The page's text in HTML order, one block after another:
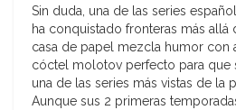
Sin duda, una de las series
ha conquistado fronteras más allá
casa de papel mezcla humor con
cóctel molotov perfecto para que
una de las series más vistas de la
Aunque sus 2 primeras